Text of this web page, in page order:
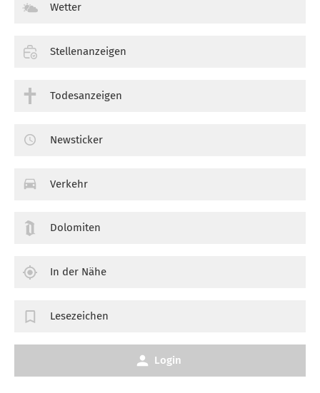
Wetter
Stellenanzeigen
Todesanzeigen
Newsticker
Verkehr
Dolomiten
In der Nähe
Lesezeichen
Login